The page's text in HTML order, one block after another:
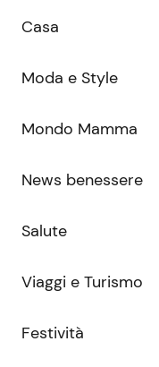
Casa
Moda e Style
Mondo Mamma
News benessere
Salute
Viaggi e Turismo
Festività